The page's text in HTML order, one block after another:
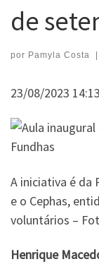
de
por Pamyla Costa |
23/08/2023 14:13
A iniciativa é da
e o Cephas,
voluntários –
Henrique